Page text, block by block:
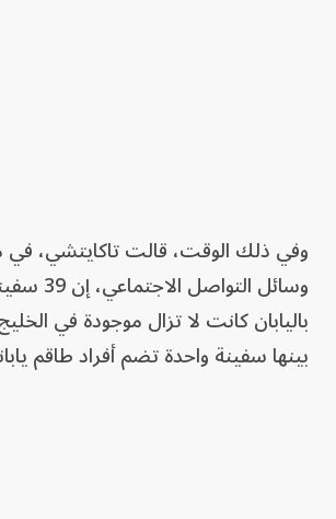
وفي ذلك الوقت، قالت تاكايتشي،
وسائل
باليابان كانت لا تزال موجودة في
بينها سفينة واحدة تضم أفراد طاقم